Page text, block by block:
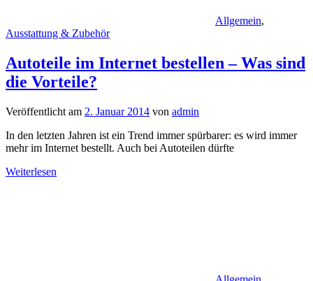
Allgemein,
Ausstattung & Zubehör
Autoteile im Internet bestellen – Was sind
die Vorteile?
Veröffentlicht am 2. Januar 2014 von admin
In den letzten Jahren ist ein Trend immer spürbarer: es wird immer
mehr im Internet bestellt. Auch bei Autoteilen dürfte
Weiterlesen